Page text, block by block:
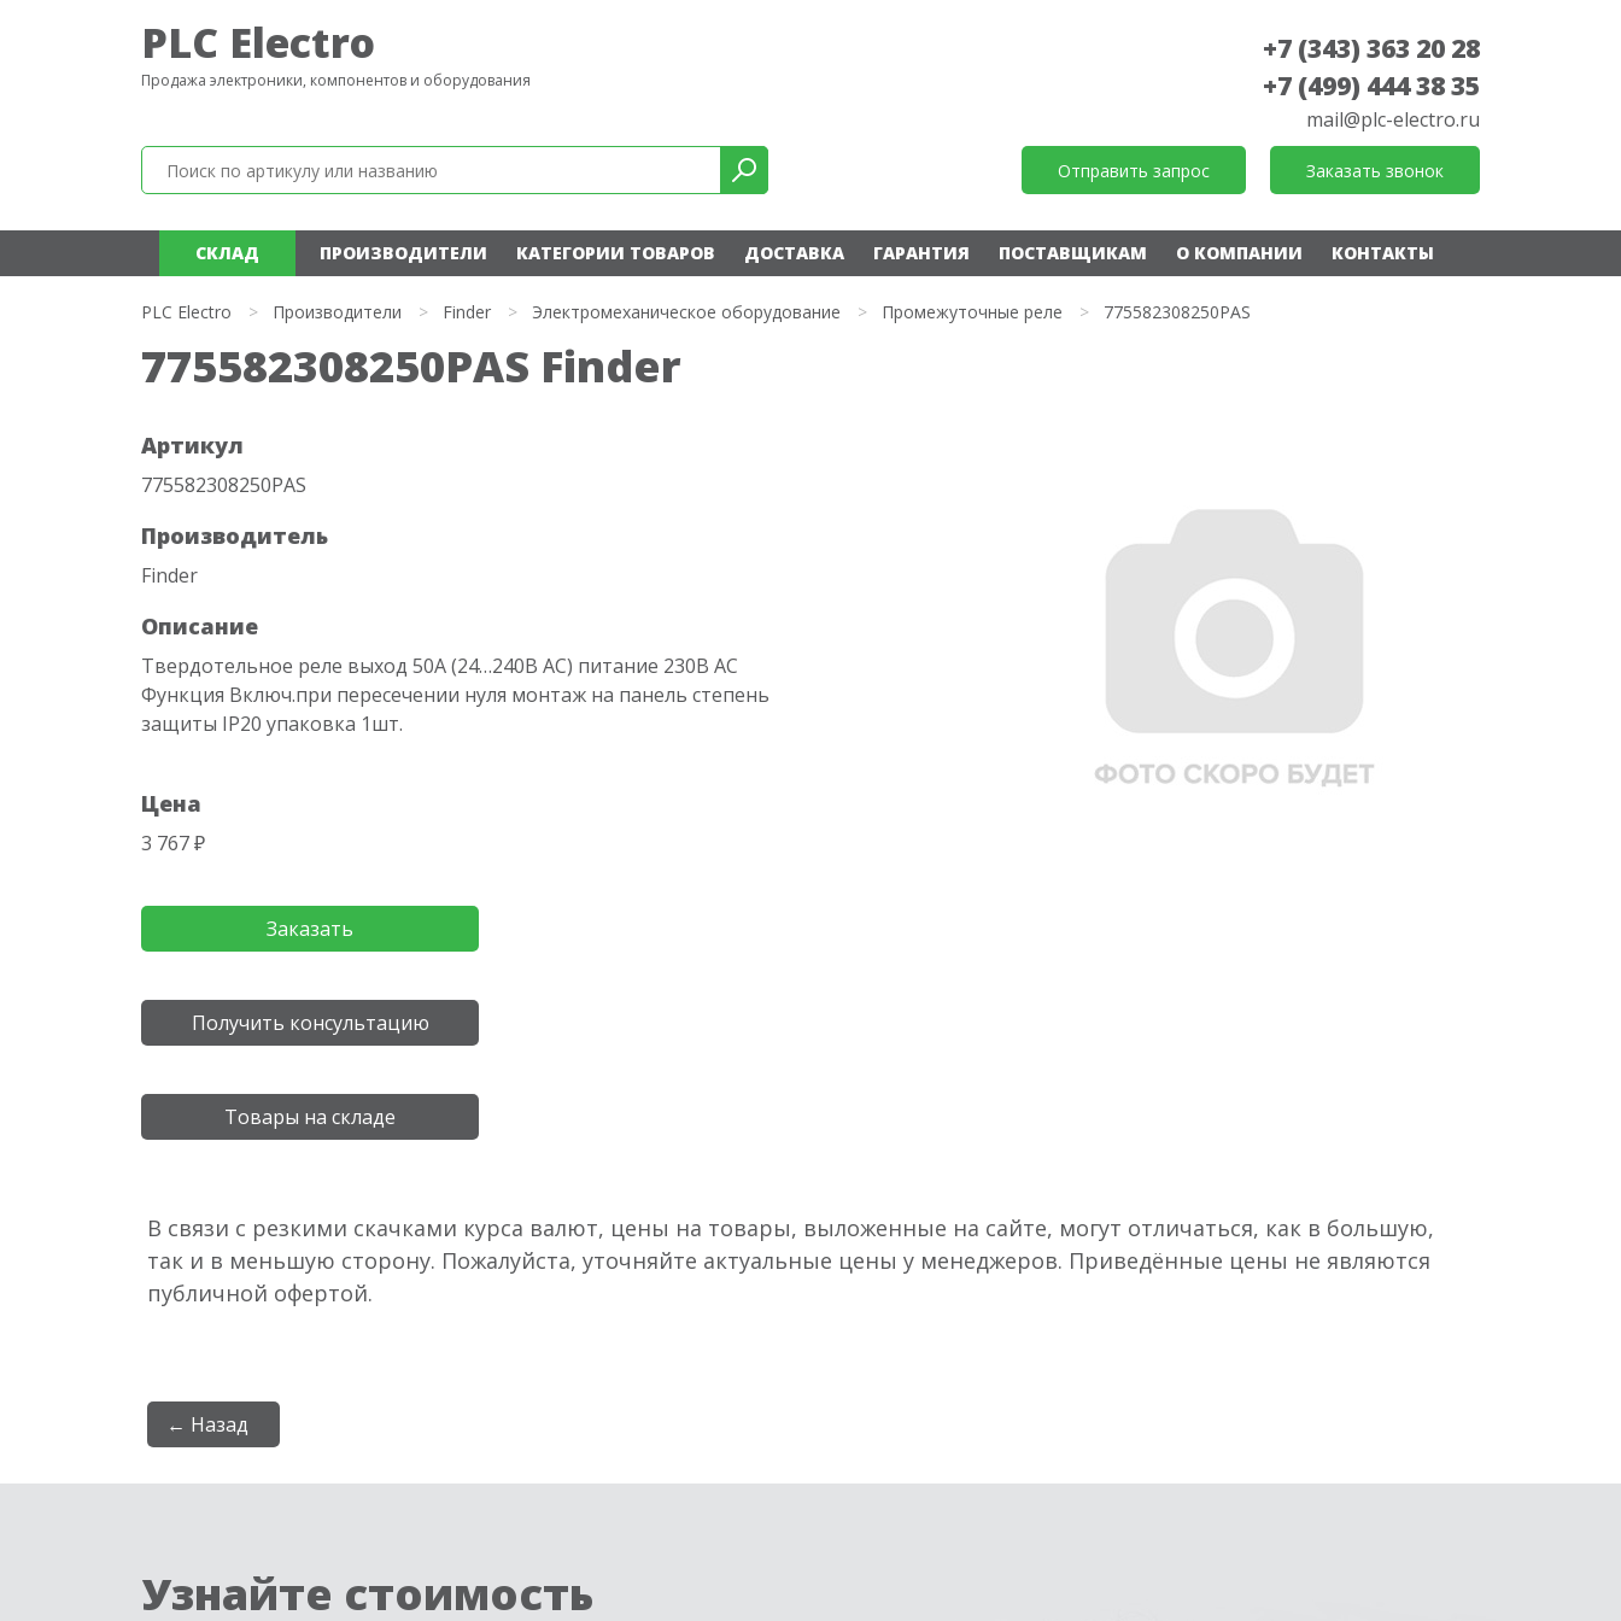
PLC Electro
Продажа электроники, компонентов и оборудования
+7 (343) 363 20 28
+7 (499) 444 38 35
mail@plc-electro.ru
Отправить запрос Заказать звонок
СКЛАД ПРОИЗВОДИТЕЛИ КАТЕГОРИИ ТОВАРОВ ДОСТАВКА ГАРАНТИЯ ПОСТАВЩИКАМ О КОМПАНИИ КОНТАКТЫ
PLC Electro > Производители > Finder > Электромеханическое оборудование > Промежуточные реле > 775582308250PAS
775582308250PAS Finder
Артикул
775582308250PAS
Производитель
Finder
Описание
Твердотельное реле выход 50А (24…240В АС) питание 230В AC
Функция Включ.при пересечении нуля монтаж на панель степень
защиты IP20 упаковка 1шт.
Цена
3 767 ₽
Заказать
Получить консультацию
Товары на складе
В связи с резкими скачками курса валют, цены на товары, выложенные на сайте, могут отличаться, как в большую,
так и в меньшую сторону. Пожалуйста, уточняйте актуальные цены у менеджеров. Приведённые цены не являются
публичной офертой.
← Назад
Узнайте стоимость